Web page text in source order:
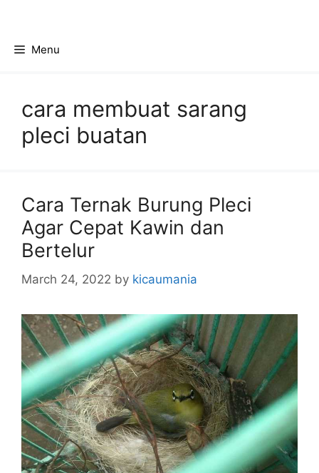
contentMenu
cara membuat sarang
pleci buatan
Cara Ternak Burung Pleci
Agar Cepat Kawin dan
Bertelur
March 24, 2022 by kicaumania